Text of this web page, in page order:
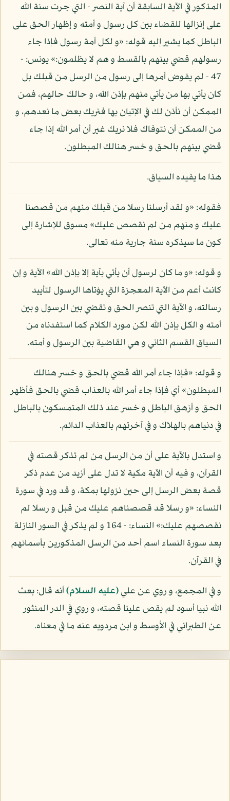
المذكور في الآية السابقة أن آية النصر - التي جرت سنة الله
على إنزالها للقضاء بين كل رسول و أمته و إظهار الحق على
الباطل كما يشير إليه قوله: «و لكل أمة رسول فإذا جاء
رسولهم قضي بينهم بالقسط و هم لا يظلمون:» يونس: -
47 - لم يفوض أمرها إلى رسول من الرسل من قبلك بل
كان يأتي بها من يأتي منهم بإذن الله، و حالك حالهم، فمن
الممكن أن نأذن لك في الإتيان بها فنريك بعض ما نعدهم، و
من الممكن أن نتوفاك فلا نريك غير أن أمر الله إذا جاء
قضي بينهم بالحق و خسر هنالك المبطلون.
هذا ما يفيده السياق.
فقوله: «و لقد أرسلنا رسلا من قبلك منهم من قصصنا
عليك و منهم من لم نقصص عليك» مسوق للإشارة إلى
كون ما سيذكره سنة جارية منه تعالى.
و قوله: «و ما كان لرسول أن يأتي بآية إلا بإذن الله» الآية و إن
كانت أعم من الآية المعجزة التي يؤتاها الرسول لتأييد
رسالته، و الآية التي تنصر الحق و تقضي بين الرسول و بين
أمته و الكل بإذن الله لكن مورد الكلام كما استفدناه من
السياق القسم الثاني و هي القاضية بين الرسول و أمته.
و قوله: «فإذا جاء أمر الله قضي بالحق و خسر هنالك
المبطلون» أي فإذا جاء أمر الله بالعذاب قضي بالحق فأظهر
الحق و أزهق الباطل و خسر عند ذلك المتمسكون بالباطل
في دنياهم بالهلاك و في آخرتهم بالعذاب الدائم.
و استدل بالآية على أن من الرسل من لم تذكر قصته في
القرآن، و فيه أن الآية مكية لا تدل على أزيد من عدم ذكر
قصة بعض الرسل إلى حين نزولها بمكة، و قد ورد في سورة
النساء: «و رسلا قد قصصناهم عليك من قبل و رسلا لم
نقصصهم عليك:» النساء: - 164 و لم يذكر في السور النازلة
بعد سورة النساء اسم أحد من الرسل المذكورين بأسمائهم
في القرآن.
و في المجمع، و روي عن علي(عليه السلام)أنه قال: بعث
الله نبيا أسود لم يقص علينا قصته، و روي في الدر المنثور
عن الطبراني في الأوسط و ابن مردويه عنه ما في معناه.